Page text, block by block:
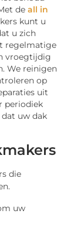
deall in
kunt u
u zich
regelmatige
vroegtijdig
We reinigen
op
uit
periodiek
uw dak
die
uw